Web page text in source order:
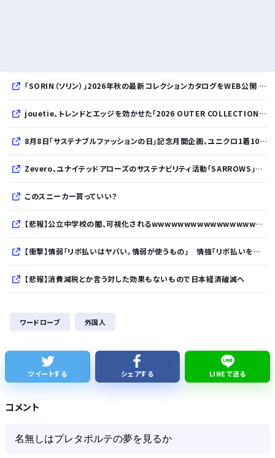
「SORIN（ソリン）」2026年秋の最新コレクションカタログをWEB公開 「Paradox in Neutral」をテーマに秩序と反逆が共存する世界観を表現
jouetie、トレンドとエッジを効かせた「2026 OUTER COLLECTION」を公開
8月8日「サステナブルファッションの日」記念月間企画、ユニクロ1着100円買取保証とXプレゼントキャンペーンを実施
Zevero、ユナイテッドアローズのサステナビリティ活動「SARROWS」を支援。Scope 3排出量算定の効率化・精緻化を開始
このスニーカー買っていい？
【悲報】公立中学校の闇、可視化されるwwwwwwwwwwwwwwwwwwwwwwwwwww
【衝撃】情弱「リボ払いはヤバい。情弱が使うもの」 情強「リボ払いを使いこなすのが情強やで」 ← これ
【悲報】消費減税とか言う対した効果もないもので日本経済破滅へ
ジャンポケ斉藤「同意があったんです。本当です。信じて下さい」 ←何でこの主張が通らないの？
ワードローブ 外国人
ツイートする シェアする LINEで送る
コメント